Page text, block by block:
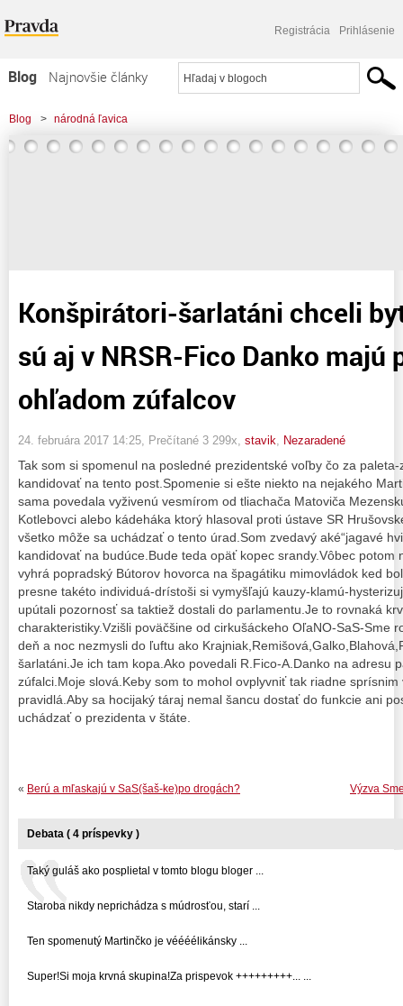
Registrácia Prihlásenie
Blog
Najnovšie články
Najčítanejšie články
Najkomentovanejšie články
Blog > národná ľavica
> Konšpirátori-šarlatáni chceli byť prezidenti a sú aj v NRSR-Fico Danko majú
Konšpirátori-šarlatáni chceli
sú aj v NRSR-Fico Danko majú
ohľadom zúfalcov
24. februára 2017 14:25 , Prečítané 3 299x, stavik Nezaradené
Tak som si spomenul na posledné prezidentské voľby čo za
kandidovať na tento post.Spomenie si ešte niekto na nejakého
sama povedala vyživenú vesmírom od tliachača Matoviča
Kotlebovci alebo kádeháka ktorý hlasoval proti ústave SR
všetko môže sa uchádzať o tento úrad.Som zvedavý aké“jagavé
kandidovať na budúce.Bude teda opäť kopec srandy.Vôbec potom
vyhrá popradský Bútorov hovorca na špagátiku mimovládok ked
presne takéto individuá-drístoši si vymyšľajú kauzy-klamú-
upútali pozornosť sa taktiež dostali do parlamentu.Je to rovnaká
charakteristiky.Vzišli poväčšine od cirkušáckeho OľaNO-SaS-Sme
deň a noc nezmysli do ľuftu ako
šarlatáni.Je ich tam kopa.Ako povedali R.Fico-A.Danko na adresu
zúfalci.Moje slová.Keby som to mohol ovplyvniť tak riadne
pravidlá.Aby sa hocijaký táraj nemal šancu dostať do funkcie ani
uchádzať o prezidenta v štáte.
Výzva
« Berú a mľaskajú v SaS(šaš-ke)po drogách?
Debata ( 4 príspevky )
Taký guláš ako posplietal v tomto blogu bloger ...
Staroba nikdy neprichádza s múdrosťou, starí ...
Ten spomenutý Martinčko je véééélikánsky ...
Super!Si moja krvná skupina!Za prispevok +++++++++... ...